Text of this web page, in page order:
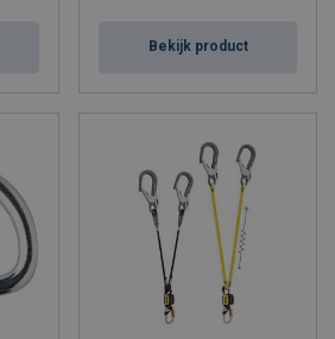
Bekijk product